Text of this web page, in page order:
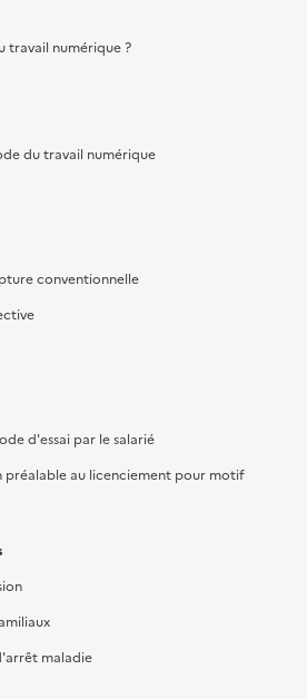
travail numérique ?
du travail numérique
conventionnelle
d'essai par le salarié
au licenciement pour motif
maladie